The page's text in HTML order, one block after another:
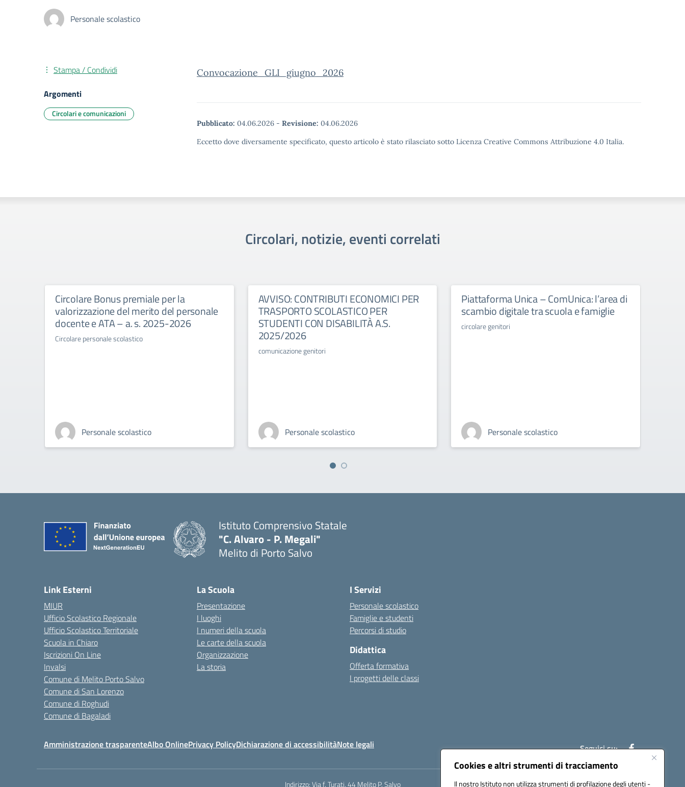
Cookies e altri strumenti di tracciamento
Il nostro Istituto non utilizza strumenti di profilazione degli utenti -
Personale scolastico
Convocazione_GLI_giugno_2026
Pubblicato: 04.06.2026 - Revisione: 04.06.2026
Eccetto dove diversamente specificato, questo articolo è stato rilasciato sotto Licenza Creative Commons Attribuzione 4.0 Italia.
Stampa / Condividi
Argomenti
Circolari e comunicazioni
Circolari, notizie, eventi correlati
Circolare Bonus premiale per la
valorizzazione del merito del personale
docente e ATA – a. s. 2025-2026
Circolare personale scolastico
Personale scolastico
AVVISO: CONTRIBUTI ECONOMICI PER
TRASPORTO SCOLASTICO PER
STUDENTI CON DISABILITÀ A.S.
2025/2026
comunicazione genitori
Personale scolastico
Piattaforma Unica – ComUnica: l’area di
scambio digitale tra scuola e famiglie
circolare genitori
Personale scolastico
Istituto Comprensivo Statale
"C. Alvaro - P. Megali"
Melito di Porto Salvo
Link Esterni
MIUR
Ufficio Scolastico Regionale
Ufficio Scolastico Territoriale
Scuola in Chiaro
Iscrizioni On Line
Invalsi
Comune di Melito Porto Salvo
Comune di San Lorenzo
Comune di Roghudi
Comune di Bagaladi
La Scuola
Presentazione
I luoghi
I numeri della scuola
Le carte della scuola
Organizzazione
La storia
I Servizi
Personale scolastico
Famiglie e studenti
Percorsi di studio
Didattica
Offerta formativa
I progetti delle classi
Amministrazione trasparenteAlbo OnlinePrivacy PolicyDichiarazione di accessibilitàNote legali Seguici su:
Indirizzo:Via f. Turati, 44 Melito P. Salvo